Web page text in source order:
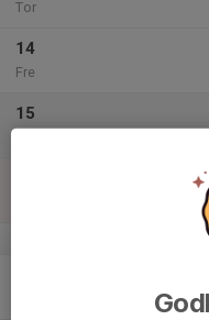
Tor
14
Fre
15